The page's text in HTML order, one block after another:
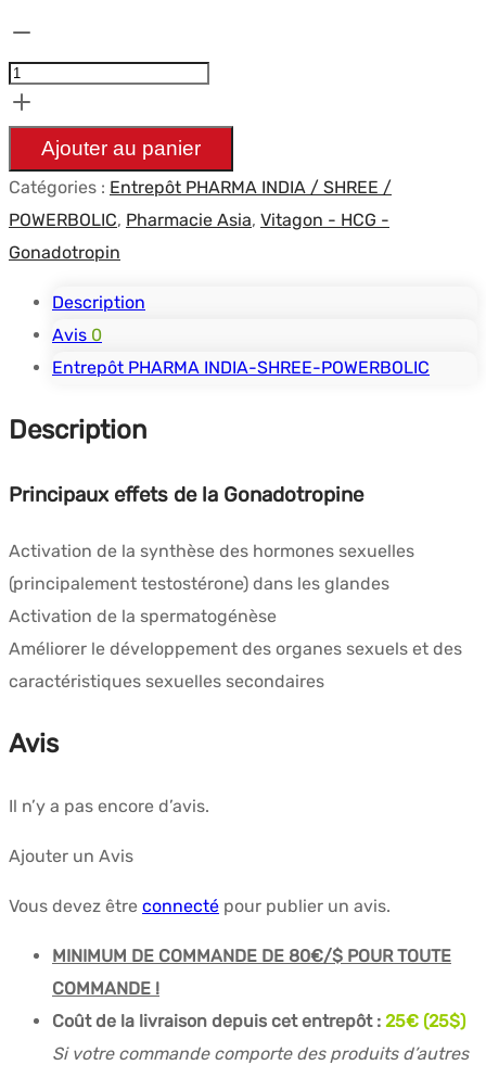
de
5000
IU
(1
amp)
-
Bharat
Serums
Ajouter au panier
Catégories : Entrepôt PHARMA INDIA / SHREE /
POWERBOLIC, Pharmacie Asia, Vitagon - HCG -
Gonadotropin
Description
Avis 0
Entrepôt PHARMA INDIA-SHREE-POWERBOLIC
Description
Principaux effets de la Gonadotropine
Activation de la synthèse des hormones sexuelles
(principalement testostérone) dans les glandes
Activation de la spermatogénèse
Améliorer le développement des organes sexuels et des
caractéristiques sexuelles secondaires
Avis
Il n’y a pas encore d’avis.
Ajouter un Avis
Vous devez être connecté pour publier un avis.
MINIMUM DE COMMANDE DE 80€/$ POUR TOUTE
COMMANDE !
Coût de la livraison depuis cet entrepôt : 25€ (25$)
Si votre commande comporte des produits d’autres